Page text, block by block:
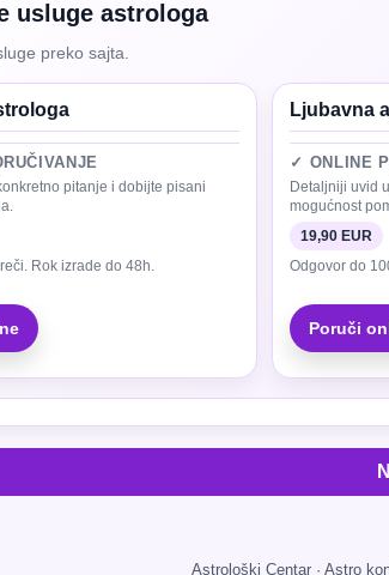
usluge astrologa
preko sajta.
pitanje i dobijte pisani
Rok izrade do 48h.
Ljubavna
✓ ONLINE
Detaljniji uvid
mogućnost
19,90 EUR
Odgovor do
Poruči
Astrološki Centar · Astro